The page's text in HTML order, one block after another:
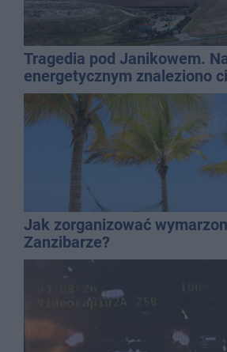
Tragedia pod Janikowem.
energetycznym znaleziono
mężczyzny
Jak zorganizować
Zanzibarze?